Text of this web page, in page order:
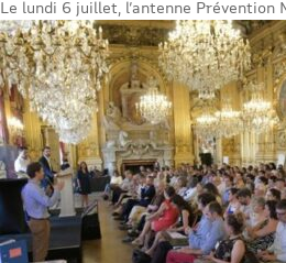
Le lundi 6 juillet, l’antenne Prévention